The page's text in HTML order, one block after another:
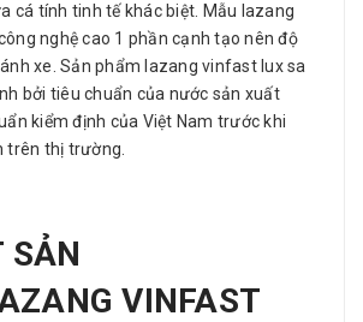
cá tính tinh tế khác biệt. Mẫu lazang
nghệ cao 1 phần cạnh tạo nên độ
xe. Sản phẩm lazang vinfast lux sa
bởi tiêu chuẩn của nước sản xuất
kiểm định của Việt Nam trước khi
trên thị trường.
SẢN
VINFAST